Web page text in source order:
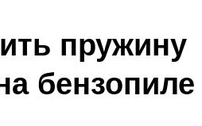
пружину
бензопиле